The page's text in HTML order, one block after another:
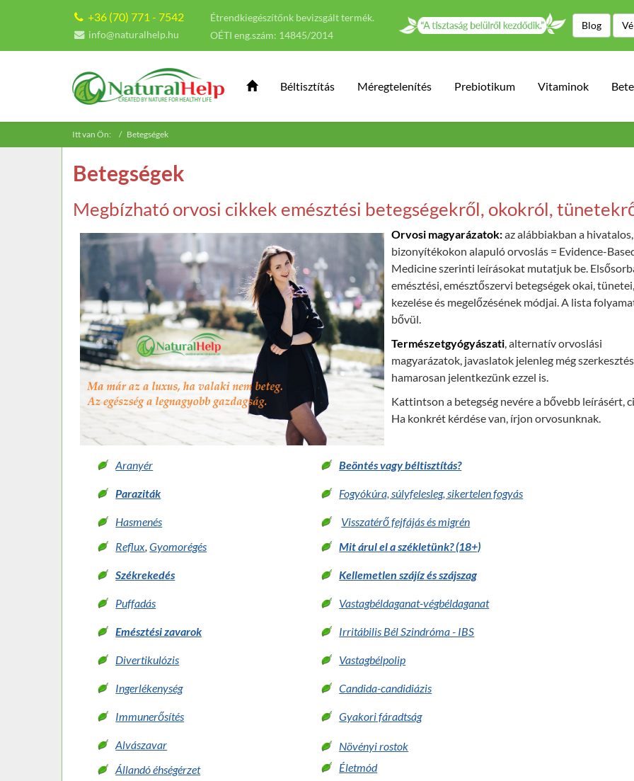
+36 (70) 771 - 7542
info@naturalhelp.hu
Étrendkiegészítőnk bevizsgált termék.
OÉTI eng.szám: 14845/2014
Blog
Béltisztítás Méregtelenítés Prebiotikum Vitaminok
Itt van Ön: Betegségek
Betegségek
Megbízható orvosi cikkek emésztési betegségekről, okokról,
Orvosi magyarázatok:az alábbiakban a
bizonyítékokon alapuló orvoslás = Evidence-
Medicine szerinti leírásokat mutatjuk be.
emésztési, emésztőszervi betegségek okai, tünetei,
kezelése és megelőzésének módjai. A lista
bővül.
Természetgyógyászati, alternatív orvoslási
magyarázatok, javaslatok jelenleg még
hamarosan jelentkezünk ezzel is.
Kattintson a betegség nevére a bővebb leírásért,
Ha konkrét kérdése van, írjon orvosunknak.
Aranyér Beöntés vagy béltisztítás?
Paraziták Fogyókúra, súlyfelesleg, sikertelen fogyás
Hasmenés
Reflux,Gyomorégés
Visszatérő fejfájás és migrén
Mit árul el a székletünk? (18+)
Székrekedés Kellemetlen szájíz és szájszag
Puffadás Vastagbéldaganat-végbéldaganat
Emésztési zavarok Irritábilis Bél Szindróma - IBS
Divertikulózis Vastagbélpolip
Ingerlékenység Candida-candidiázis
Immunerősítés Gyakori fáradtság
Alvászavar
Állandó éhségérzet
Növényi rostok
Életmód